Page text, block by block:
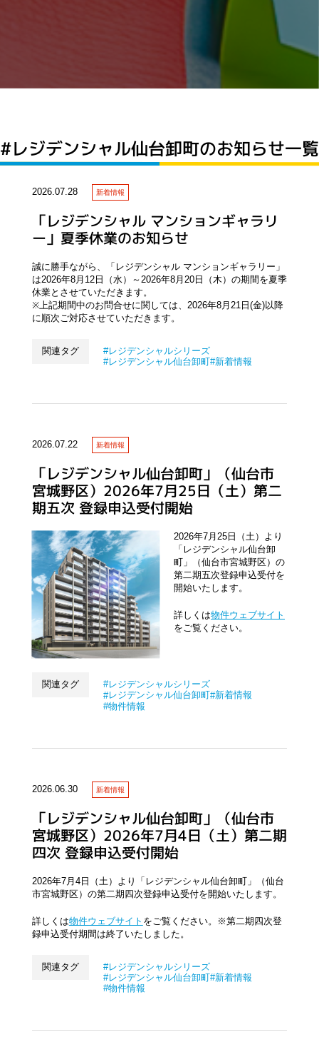
#レジデンシャル仙台卸町のお知らせ一覧
2026.07.28 新着情報
「レジデンシャル マンションギャラリ
ー」夏季休業のお知らせ
誠に勝手ながら、「レジデンシャル マンションギャラリー」
は2026年8月12日（水）～2026年8月20日（木）の期間を夏季
休業とさせていただきます。
※上記期間中のお問合せに関しては、2026年8月21日(金)以降
に順次ご対応させていただきます。
関連タグ
レジデンシャルシリーズ
レジデンシャル仙台卸町 新着情報
2026.07.22 新着情報
「レジデンシャル仙台卸町」（仙台市
宮城野区）2026年7月25日（土）第二
期五次 登録申込受付開始
2026年7月25日（土）より
「レジデンシャル仙台卸
町」（仙台市宮城野区）の
第二期五次登録申込受付を
開始いたします。
詳しくは物件ウェブサイト
をご覧ください。
関連タグ
レジデンシャルシリーズ
レジデンシャル仙台卸町
新着情報
物件情報
2026.06.30 新着情報
「レジデンシャル仙台卸町」（仙台市
宮城野区）2026年7月4日（土）第二期
四次 登録申込受付開始
2026年7月4日（土）より「レジデンシャル仙台卸町」（仙台
市宮城野区）の第二期四次登録申込受付を開始いたします。
詳しくは物件ウェブサイト をご覧ください。※第二期四次登
録申込受付期間は終了いたしました。
関連タグ
レジデンシャルシリーズ
レジデンシャル仙台卸町
新着情報
物件情報